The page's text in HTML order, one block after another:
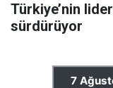
Türkiye’nin
sürdürüyor